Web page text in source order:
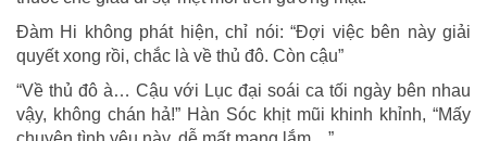
Đàm Hi không phát hiện, chỉ nói: “Đợi việc bên này giải
quyết xong rồi, chắc là về thủ đô. Còn cậu”
“Về thủ đô à… Cậu với Lục đại soái ca tối ngày bên nhau
vậy, không chán hả!” Hàn Sóc khịt mũi khinh khỉnh, “Mấy